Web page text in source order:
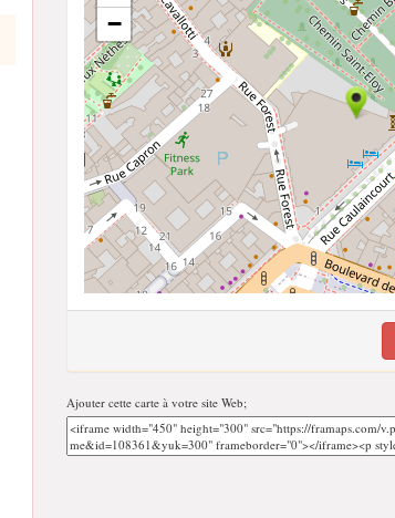
−
Ajouter cette carte à votre site Web;